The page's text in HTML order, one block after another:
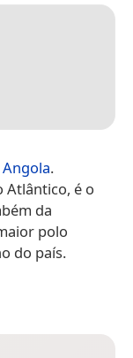
Angola.
Atlântico, é o
da
polo
do país.